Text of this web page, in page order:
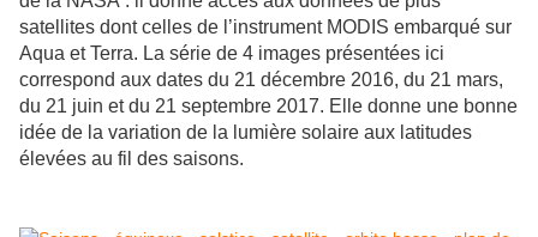
satellites dont celles de l’instrument MODIS embarqué sur
Aqua et Terra. La série de 4 images présentées ici
correspond aux dates du 21 décembre 2016, du 21 mars,
du 21 juin et du 21 septembre 2017. Elle donne une bonne
idée de la variation de la lumière solaire aux latitudes
élevées au fil des saisons.